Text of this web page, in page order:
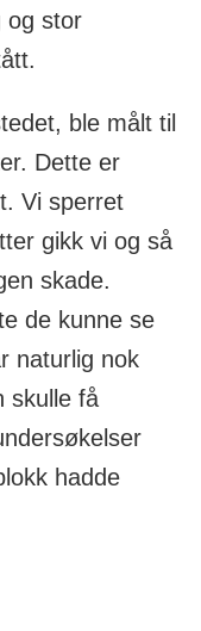
og stor
ble målt til
Dette er
Vi sperret
gikk vi og så
skade.
de kunne se
naturlig nok
skulle få
hadde